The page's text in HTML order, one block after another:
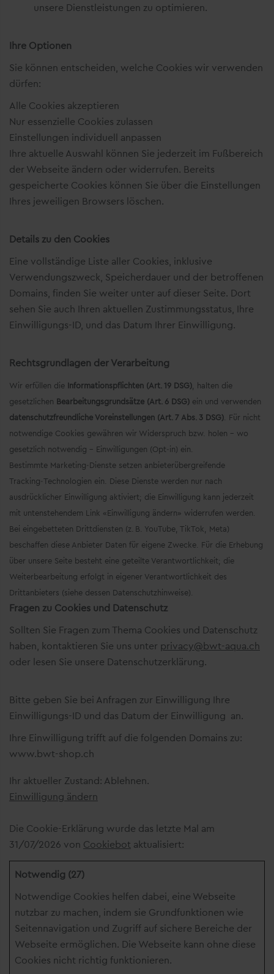
unsere Dienstleistungen zu optimieren.
Ihre Optionen
Sie können entscheiden, welche Cookies wir verwenden
dürfen:
Alle Cookies akzeptieren
Nur essenzielle Cookies zulassen
Einstellungen individuell anpassen
Ihre aktuelle Auswahl können Sie jederzeit im Fußbereich
der Webseite ändern oder widerrufen. Bereits
gespeicherte Cookies können Sie über die Einstellungen
Ihres jeweiligen Browsers löschen.
Details zu den Cookies
Eine vollständige Liste aller Cookies, inklusive
Verwendungszweck, Speicherdauer und der betroffenen
Domains, finden Sie weiter unter auf dieser Seite. Dort
sehen Sie auch Ihren aktuellen Zustimmungsstatus, Ihre
Einwilligungs-ID, und das Datum Ihrer Einwilligung.
Rechtsgrundlagen der Verarbeitung
Wir erfüllen die Informationspflichten (Art. 19 DSG) , halten die
gesetzlichen Bearbeitungsgrundsätze (Art. 6 DSG) ein und verwenden
datenschutzfreundliche Voreinstellungen (Art. 7 Abs. 3 DSG) . Für nicht
notwendige Cookies gewähren wir Widerspruch bzw. holen – wo
gesetzlich notwendig – Einwilligungen (Opt‑in) ein.
Bestimmte Marketing‑Dienste setzen anbieterübergreifende
Tracking‑Technologien ein. Diese Dienste werden nur nach
ausdrücklicher Einwilligung aktiviert; die Einwilligung kann jederzeit
mit untenstehendem Link «Einwilligung ändern» widerrufen werden.
Bei eingebetteten Drittdiensten (z. B. YouTube, TikTok, Meta)
beschaffen diese Anbieter Daten für eigene Zwecke. Für die Erhebung
über unsere Seite besteht eine geteilte Verantwortlichkeit; die
Weiterbearbeitung erfolgt in eigener Verantwortlichkeit des
Drittanbieters (siehe dessen Datenschutzhinweise).
Fragen zu Cookies und Datenschutz
Sollten Sie Fragen zum Thema Cookies und Datenschutz
haben, kontaktieren Sie uns unter privacy@bwt-aqua.ch
oder lesen Sie unsere Datenschutzerklärung.
Bitte geben Sie bei Anfragen zur Einwilligung Ihre
Einwilligungs-ID und das Datum der Einwilligung an.
Ihre Einwilligung trifft auf die folgenden Domains zu:
www.bwt-shop.ch
Ihr aktueller Zustand: Ablehnen.
Einwilligung ändern
Die Cookie-Erklärung wurde das letzte Mal am
31/07/2026 von Cookiebot aktualisiert:
Notwendig (27)
Notwendige Cookies helfen dabei, eine Webseite
nutzbar zu machen, indem sie Grundfunktionen wie
Seitennavigation und Zugriff auf sichere Bereiche der
Webseite ermöglichen. Die Webseite kann ohne diese
Cookies nicht richtig funktionieren.